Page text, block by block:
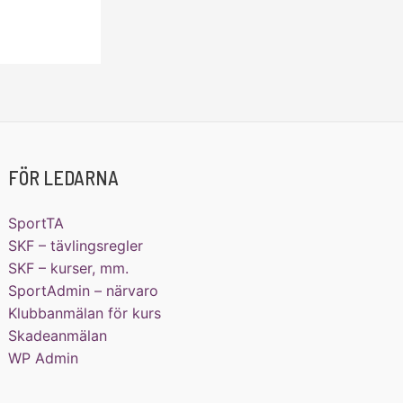
FÖR LEDARNA
SportTA
SKF – tävlingsregler
SKF – kurser, mm.
SportAdmin – närvaro
Klubbanmälan för kurs
Skadeanmälan
WP Admin